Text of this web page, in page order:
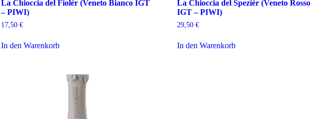
La Chioccia del Fiolér (Veneto Bianco IGT
– PIWI)
17,50 €
In den Warenkorb
La Chioccia del Speziér (Veneto Rosso
IGT – PIWI)
29,50 €
In den Warenkorb